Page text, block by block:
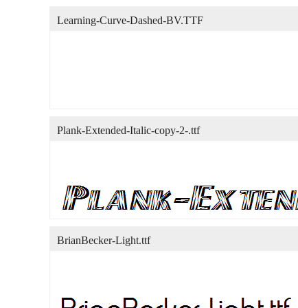
Learning-Curve-Dashed-BV.TTF
Plank-Extended-Italic-copy-2-.ttf
BrianBecker-Light.ttf